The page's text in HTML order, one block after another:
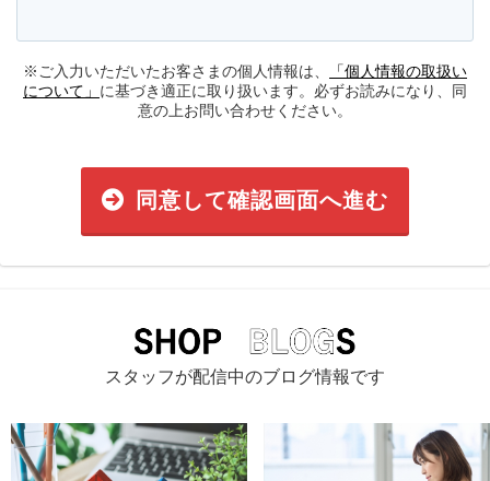
※ご入力いただいたお客さまの個人情報は、
「個人情報の取扱い
について」 に基づき適正に取り扱います。必ずお読みになり、同
意の上お問い合わせください。
同意して確認画面へ進む
スタッフが配信中のブログ情報です